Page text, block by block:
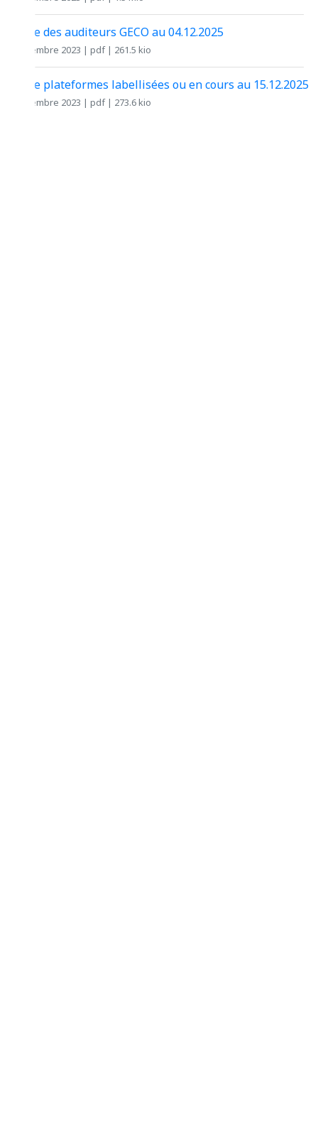
Liste des auditeurs GECO au 04.12.2025
novembre 2023 | pdf | 261.5 kio
Liste plateformes labellisées ou en cours au 15.12.2025
novembre 2023 | pdf | 273.6 kio